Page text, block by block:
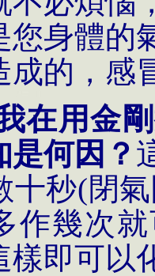
您身體的
成的，感
在用金
是何因？
十秒(閉
作幾次
樣即可以